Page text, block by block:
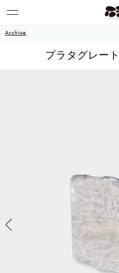
Archive
プラタグレー